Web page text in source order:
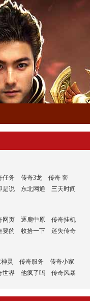
任务 传奇3龙
传奇 套
是说 东北网通 三天时间
网页 逐鹿中原
传奇挂机
要的 收拾一下 迷失传奇
灵 传奇服务
传奇小家
世界 他疯了吗 传奇风暴